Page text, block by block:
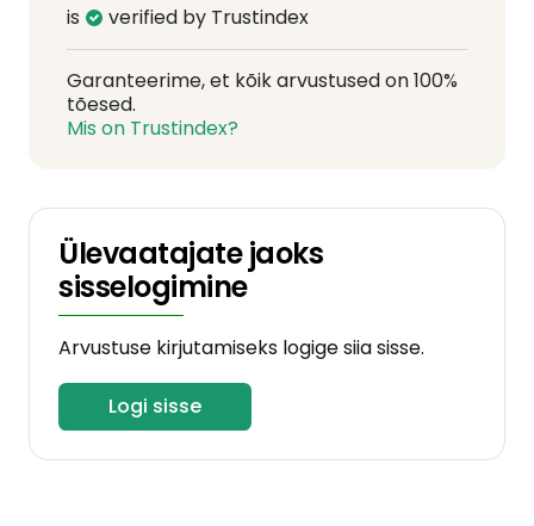
is verified by Trustindex
Garanteerime, et kõik arvustused on 100%
tõesed.
Mis on Trustindex?
Ülevaatajate jaoks
sisselogimine
Arvustuse kirjutamiseks logige siia sisse.
Logi sisse